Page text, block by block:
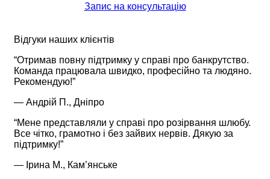
Запис на консультацію
Відгуки наших клієнтів
“Отримав повну підтримку у справі про банкрутство.
Команда працювала швидко, професійно та людяно.
Рекомендую!”
— Андрій П., Дніпро
“Мене представляли у справі про розірвання шлюбу.
Все чітко, грамотно і без зайвих нервів. Дякую за
підтримку!”
— Ірина М., Кам’янське